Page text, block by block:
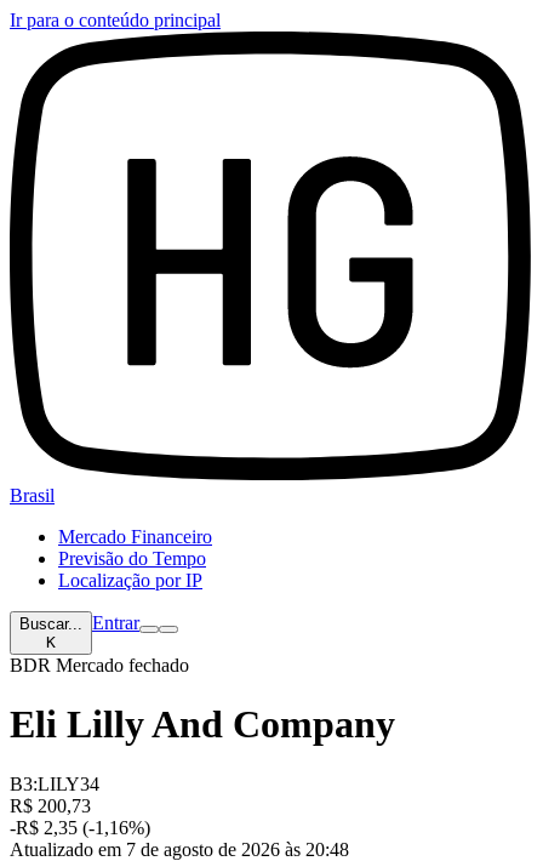
Ir para o conteúdo principal
Brasil
Mercado Financeiro
Previsão do Tempo
Localização por IP
Buscar...
K
Entrar
BDR Mercado fechado
Eli Lilly And Company
B3:LILY34
R$ 200,73
-R$ 2,35 (-1,16%)
Atualizado em 7 de agosto de 2026 às 20:48